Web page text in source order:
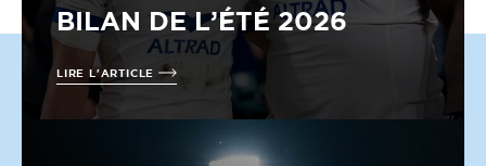
BILAN DE L’ÉTÉ 2026
LIRE L'ARTICLE